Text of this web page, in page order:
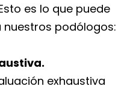
es lo que puede
podólogos:
exhaustiva